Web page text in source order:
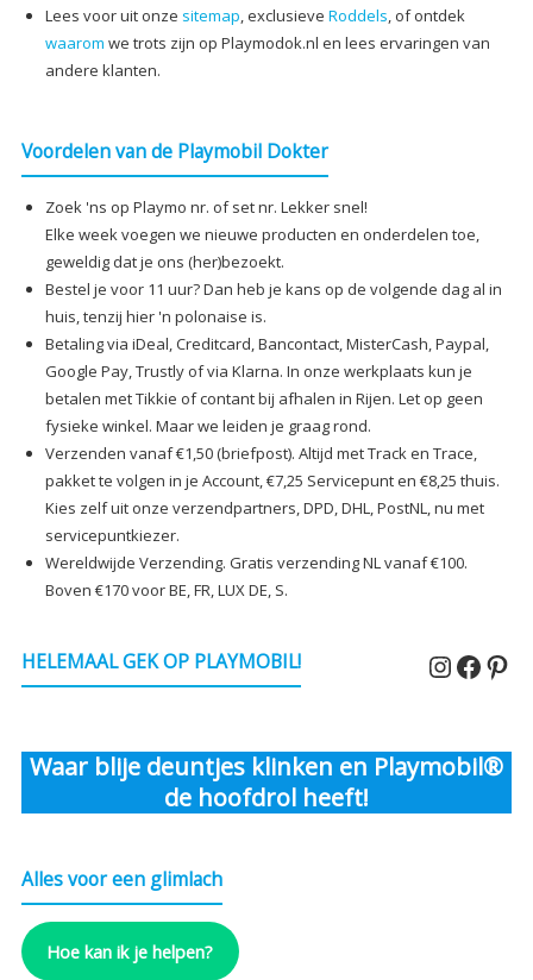
Lees voor uit onze sitemap, exclusieve Roddels, of ontdek
waarom we trots zijn op Playmodok.nl en lees ervaringen van
andere klanten.
Voordelen van de Playmobil Dokter
Zoek 'ns op Playmo nr. of set nr. Lekker snel!
Elke week voegen we nieuwe producten en onderdelen toe,
geweldig dat je ons (her)bezoekt.
Bestel je voor 11 uur? Dan heb je kans op de volgende dag al in
huis, tenzij hier 'n polonaise is.
Betaling via iDeal, Creditcard, Bancontact, MisterCash, Paypal,
Google Pay, Trustly of via Klarna. In onze werkplaats kun je
betalen met Tikkie of contant bij afhalen in Rijen. Let op geen
fysieke winkel. Maar we leiden je graag rond.
Verzenden vanaf €1,50 (briefpost). Altijd met Track en Trace,
pakket te volgen in je Account, €7,25 Servicepunt en €8,25 thuis.
Kies zelf uit onze verzendpartners, DPD, DHL, PostNL, nu met
servicepuntkiezer.
Wereldwijde Verzending. Gratis verzending NL vanaf €100.
Boven €170 voor BE, FR, LUX DE, S.
HELEMAAL GEK OP PLAYMOBIL!
Waar blije deuntjes klinken en Playmobil®
de hoofdrol heeft!
Alles voor een glimlach
Hoe kan ik je helpen?